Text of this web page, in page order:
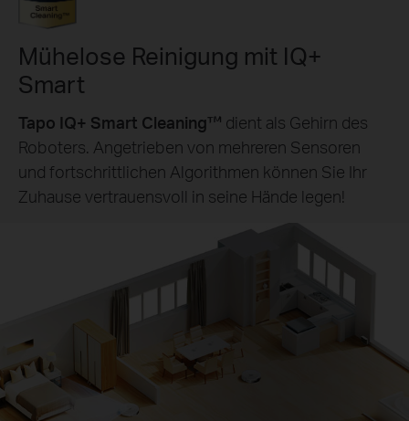
Mühelose Reinigung mit IQ+
Smart
Tapo IQ+ Smart Cleaning™ dient als Gehirn des
Roboters. Angetrieben von mehreren Sensoren
und fortschrittlichen Algorithmen können Sie Ihr
Zuhause vertrauensvoll in seine Hände legen!